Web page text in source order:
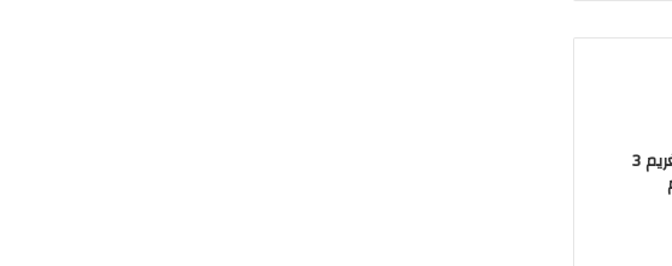
‏”قضاء أبوظبي” تصدر قراراً بتغريم 3